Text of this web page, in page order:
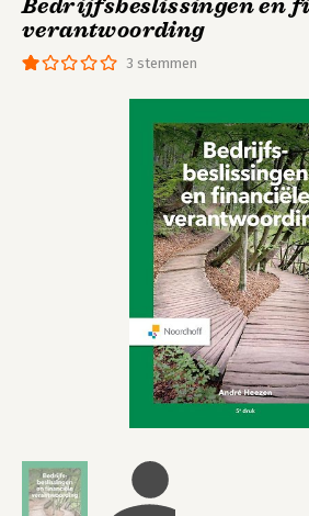
3 stemmen
Bedrijfsbeslissingen en
verantwoording